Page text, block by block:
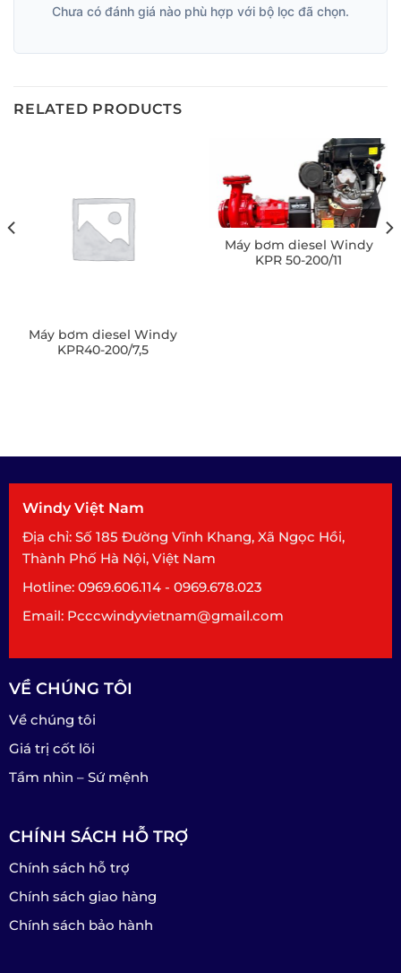
Chưa có đánh giá nào phù hợp với bộ lọc đã chọn.
RELATED PRODUCTS
Máy bơm diesel Windy
KPR40-200/7,5
Máy bơm diesel Windy
KPR 50-200/11
Windy Việt Nam
Địa chỉ: Số 185 Đường Vĩnh Khang, Xã Ngọc Hồi,
Thành Phố Hà Nội, Việt Nam
Hotline: 0969.606.114 - 0969.678.023
Email: Pcccwindyvietnam@gmail.com
VỀ CHÚNG TÔI
Về chúng tôi
Giá trị cốt lõi
Tầm nhìn – Sứ mệnh
CHÍNH SÁCH HỖ TRỢ
Chính sách hỗ trợ
Chính sách giao hàng
Chính sách bảo hành